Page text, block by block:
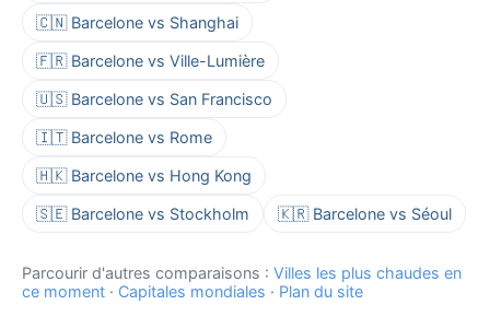
🇨🇳 Barcelone vs Shanghai
🇫🇷 Barcelone vs Ville-Lumière
🇺🇸 Barcelone vs San Francisco
🇮🇹 Barcelone vs Rome
🇭🇰 Barcelone vs Hong Kong
🇸🇪 Barcelone vs Stockholm 🇰🇷 Barcelone vs Séoul
Parcourir d'autres comparaisons : Villes les plus chaudes en
ce moment · Capitales mondiales · Plan du site